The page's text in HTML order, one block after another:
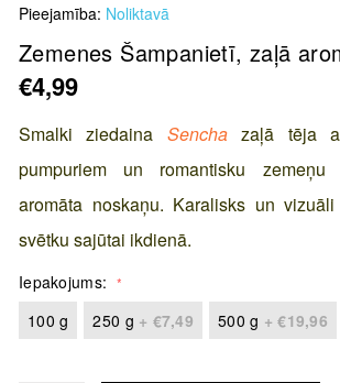
to
the
of
the
gallery
Pieejamība: Noliktavā
Zemenes Šampanietī, zaļā
€4,99
Smalki ziedaina Senchazaļā tēja
pumpuriem un romantisku zemeņu
aromāta noskaņu. Karalisks un
svētku sajūtai ikdienā.
Iepakojums
100 g
250 g + €7,49 500 g +€19,96